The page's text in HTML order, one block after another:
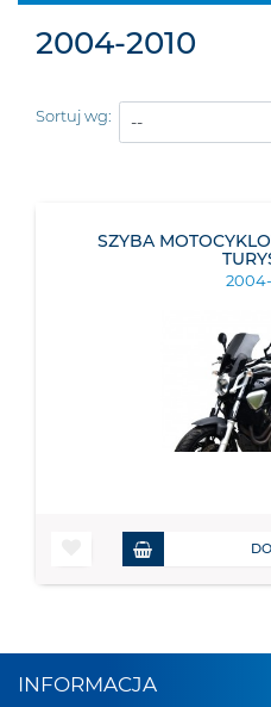
2004-2010
Sortuj wg:
SZYBA
INFORMACJA